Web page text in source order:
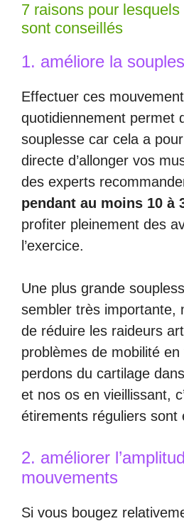
7 raisons pour
sont conseillés
1. améliore la
Effectuer ces
quotidiennement permet
souplesse car cela a
directe d’allonger vos
des experts
pendant au moins 10 à
profiter pleinement des
l’exercice.
Une plus grande
sembler très importante,
de réduire les raideurs
problèmes de mobilité
perdons du cartilage
et nos os en vieillissant,
étirements réguliers sont
2. améliorer
mouvements
Si vous bougez